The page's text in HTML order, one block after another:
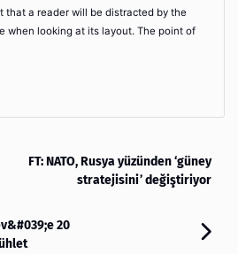
that a reader will be distracted by the
when looking at its layout. The point of
FT: NATO, Rusya yüzünden ‘güney
stratejisini’ değiştiriyor
20